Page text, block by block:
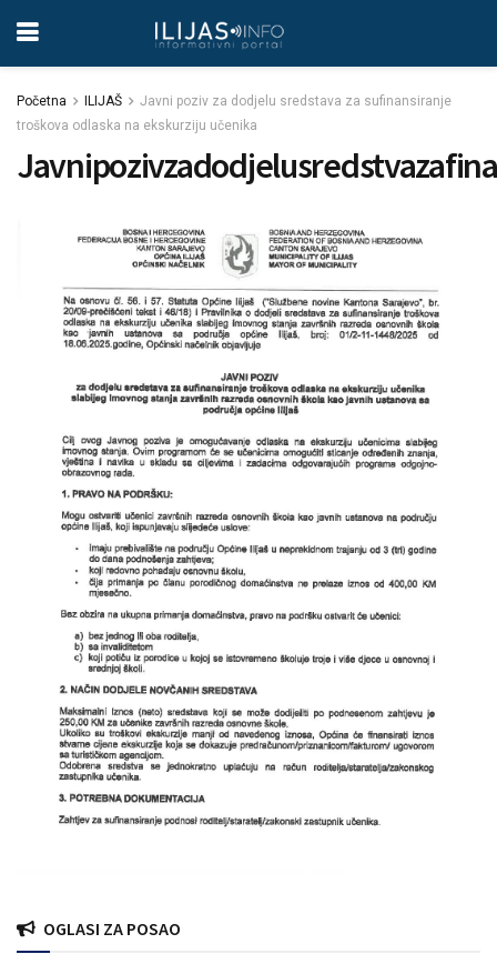
Početna ILIJAŠ
Javni poziv za dodjelu sredstava za sufinansiranje
troškova odlaska na ekskurziju učenika
OGLASI ZA POSAO